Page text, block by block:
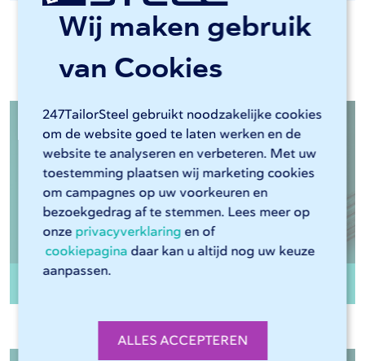
Wij maken gebruik
van Cookies
247TailorSteel gebruikt noodzakelijke cookies
om de website goed te laten werken en de
website te analyseren en verbeteren. Met uw
toestemming plaatsen wij marketing cookies
om campagnes op uw voorkeuren en
bezoekgedrag af te stemmen. Lees meer op
onze privacyverklaring en of
cookiepagina daar kan u altijd nog uw keuze
aanpassen.
ALLES ACCEPTEREN
Relevante materialen